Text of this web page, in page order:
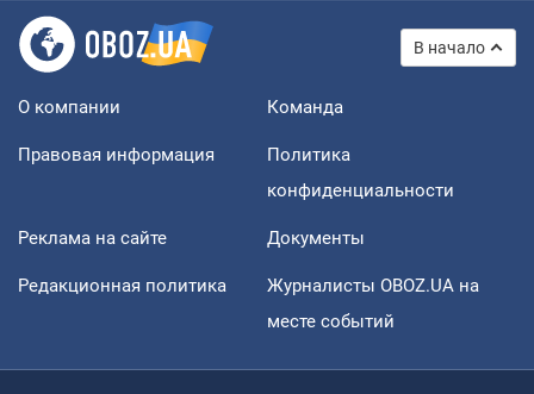
В начало
О компании Команда
Правовая информация
Политика
конфиденциальности
Реклама на сайте Документы
Редакционная политика
Журналисты OBOZ.UA на
месте событий